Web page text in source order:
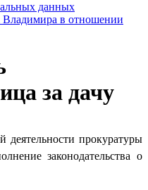
данных
Владимира в отношении
за дачу
прокуратуры
законодательства о